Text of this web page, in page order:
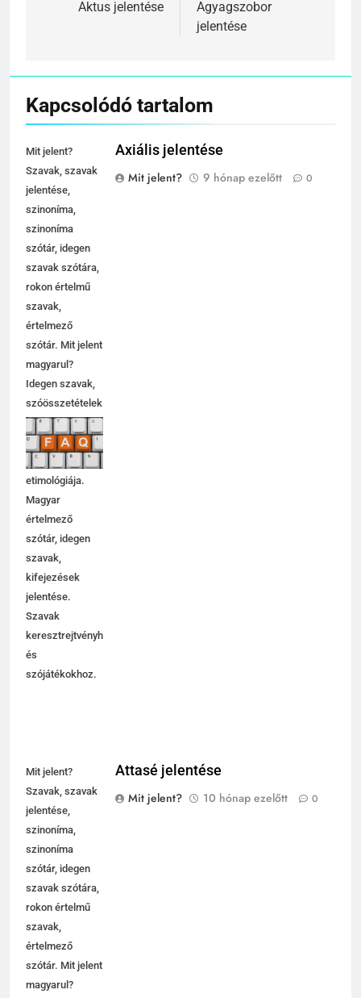
navigáció
Aktus jelentése
Agyagszobor
jelentése
Kapcsolódó tartalom
Mit jelent?
Szavak, szavak
jelentése,
szinoníma,
szinoníma
szótár, idegen
szavak szótára,
rokon értelmű
szavak,
értelmező
szótár. Mit jelent
magyarul?
Idegen szavak,
szóösszetételek
jelentése,
magyarázata,
használata,
etimológiája.
Magyar
értelmező
szótár, idegen
szavak,
kifejezések
jelentése.
Szavak
keresztrejtvényhez
és
szójátékokhoz.
Axiális jelentése
Mit jelent?
9 hónap ezelőtt 0
Mit jelent?
Szavak, szavak
jelentése,
szinoníma,
szinoníma
szótár, idegen
szavak szótára,
rokon értelmű
szavak,
értelmező
szótár. Mit jelent
magyarul?
Attasé jelentése
Mit jelent?
10 hónap ezelőtt 0